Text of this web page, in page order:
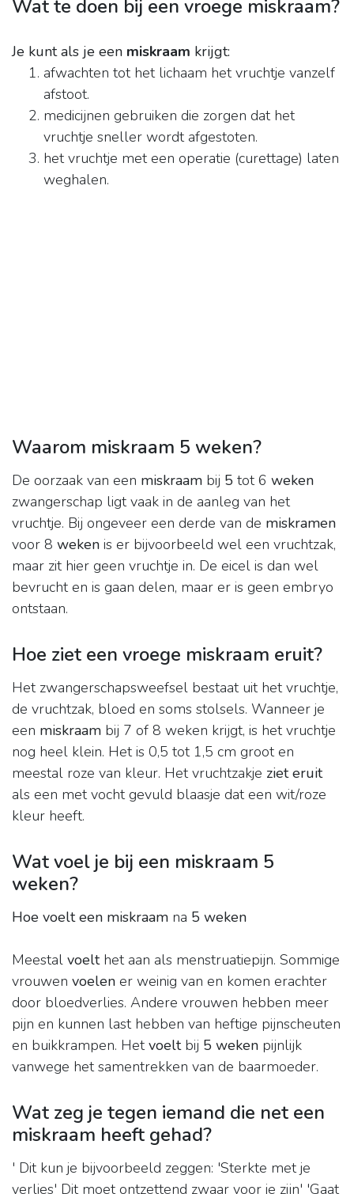
Wat te doen bij een vroege miskraam?
Je kunt als je een miskraam krijgt:
afwachten tot het lichaam het vruchtje vanzelf
afstoot.
medicijnen gebruiken die zorgen dat het
vruchtje sneller wordt afgestoten.
het vruchtje met een operatie (curettage) laten
weghalen.
Waarom miskraam 5 weken?
De oorzaak van een miskraam bij 5 tot 6 weken
zwangerschap ligt vaak in de aanleg van het
vruchtje. Bij ongeveer een derde van de miskramen
voor 8 weken is er bijvoorbeeld wel een vruchtzak,
maar zit hier geen vruchtje in. De eicel is dan wel
bevrucht en is gaan delen, maar er is geen embryo
ontstaan.
Hoe ziet een vroege miskraam eruit?
Het zwangerschapsweefsel bestaat uit het vruchtje,
de vruchtzak, bloed en soms stolsels. Wanneer je
een miskraam bij 7 of 8 weken krijgt, is het vruchtje
nog heel klein. Het is 0,5 tot 1,5 cm groot en
meestal roze van kleur. Het vruchtzakje ziet eruit
als een met vocht gevuld blaasje dat een wit/roze
kleur heeft.
Wat voel je bij een miskraam 5
weken?
Hoe voelt een miskraam na 5 weken
Meestal voelthet aan als menstruatiepijn. Sommige
vrouwen voelen er weinig van en komen erachter
door bloedverlies. Andere vrouwen hebben meer
pijn en kunnen last hebben van heftige pijnscheuten
en buikkrampen. Hetvoeltbij 5 weken pijnlijk
vanwege het samentrekken van de baarmoeder.
Wat zeg je tegen iemand die net een
miskraam heeft gehad?
' Dit kun je bijvoorbeeld zeggen: 'Sterkte met je
verlies' Dit moet ontzettend zwaar voor je zijn' 'Gaat